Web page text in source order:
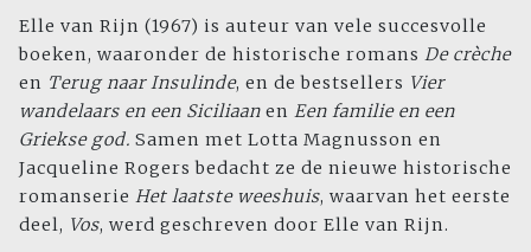
Elle van Rijn (1967) is auteur van vele succesvolle
boeken, waar­onder de historische romans De crèche
en Terug naar Insulinde, en de bestsellers Vier
wandelaars en een Siciliaan en Een familie en een
Griekse god. Samen met Lotta Magnusson en
Jacqueline Rogers bedacht ze de nieuwe historische
romanserie Het laatste weeshuis, waarvan het eerste
deel, Vos, werd geschreven door Elle van Rijn.